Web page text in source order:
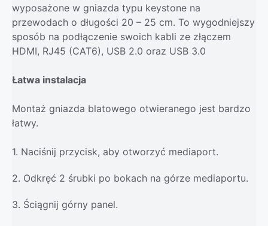
wyposażone w gniazda typu keystone na
przewodach o długości 20 – 25 cm. To wygodniejszy
sposób na podłączenie swoich kabli ze złączem
HDMI, RJ45 (CAT6), USB 2.0 oraz USB 3.0
Łatwa instalacja
Montaż gniazda blatowego otwieranego jest bardzo
łatwy.
1. Naciśnij przycisk, aby otworzyć mediaport.
2. Odkręć 2 śrubki po bokach na górze mediaportu.
3. Ściągnij górny panel.